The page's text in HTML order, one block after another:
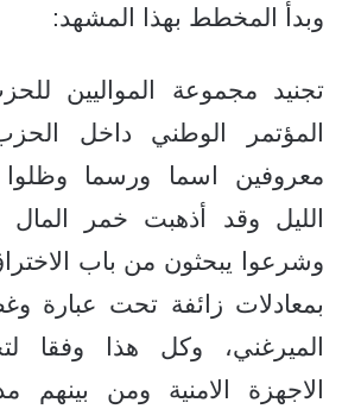
وبدأ المخطط بهذا المشهد:
تجنيد مجموعة المواليين
المؤتمر الوطني داخل
معروفين اسما ورسما
الليل وقد أذهبت خمر المال
وشرعوا يبحثون من باب
بمعادلات زائفة تحت عبارة
الميرغني، وكل هذا وفقا
الاجهزة الامنية ومن